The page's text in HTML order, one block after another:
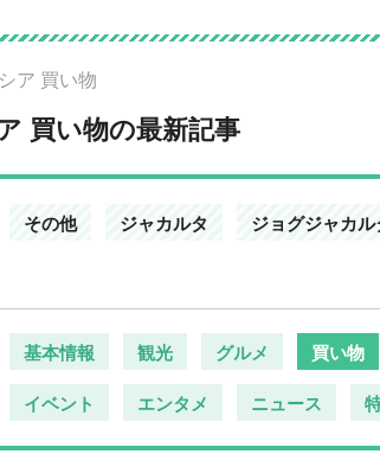
ア 買い物
買い物の最新記事
その他 ジャカルタ ジョグジャカル
基本情報 観光 グルメ 買い物
イベント エンタメ ニュース